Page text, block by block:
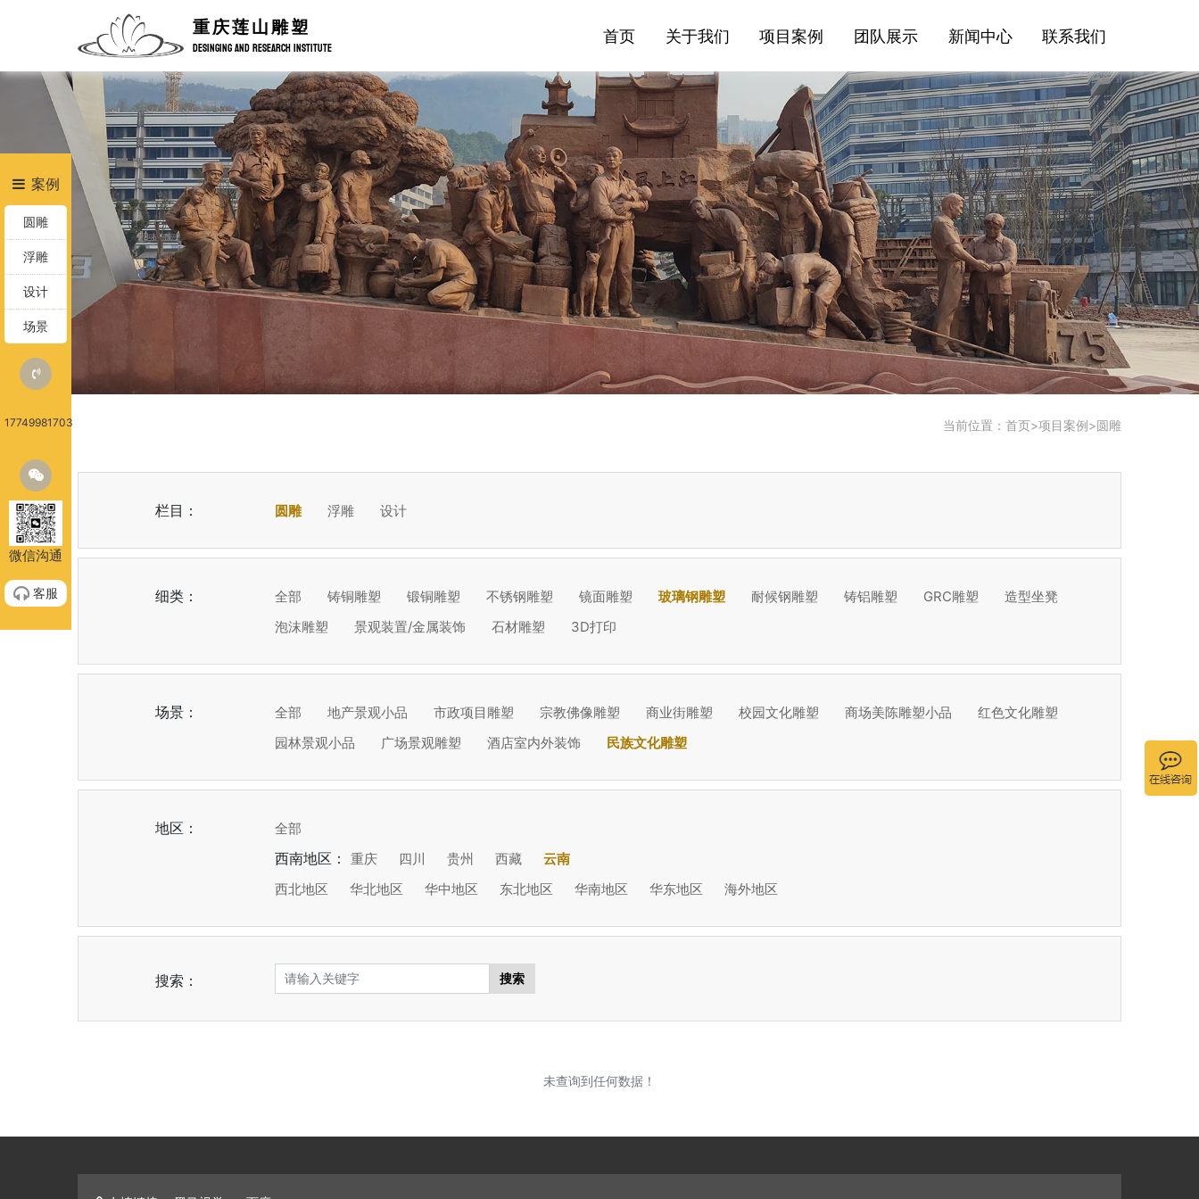
重庆莲山雕塑
DESINGING AND RESEARCH INSTITUTE
首页 关于我们 项目案例 团队展示 新闻中心 联系我们
当前位置： 首页>项目案例>圆雕
栏目： 圆雕 浮雕 设计
细类： 全部 铸铜雕塑 锻铜雕塑 不锈钢雕塑 镜面雕塑 玻璃钢雕塑 耐候钢雕塑 铸铝雕塑 GRC雕塑
造型坐凳
泡沫雕塑
景观装置/金属装饰 石材雕塑 3D打印
场景： 全部 地产景观小品 市政项目雕塑 宗教佛像雕塑 商业街雕塑 校园文化雕塑 商场美陈雕塑小品
红色文化雕塑
园林景观小品
广场景观雕塑 酒店室内外装饰 民族文化雕塑
地区： 全部
西南地区： 重庆 四川 贵州 西藏
云南
西北地区
华北地区 华中地区 东北地区 华南地区 华东地区 海外地区
搜索： 搜索
未查询到任何数据！
案例
圆雕
浮雕
设计
场景
17749981703
微信沟通
客服